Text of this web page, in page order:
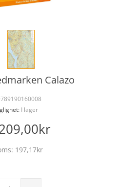
Calazo
I lager
197,17kr